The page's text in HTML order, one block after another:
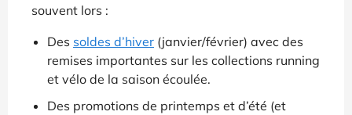
souvent lors :
Des soldes d’hiver (janvier/février) avec des
remises importantes sur les collections running
et vélo de la saison écoulée.
Des promotions de printemps et d’été (et